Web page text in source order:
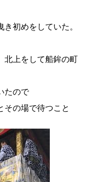
初めをしていた。
北上をして船鉾の町
たので
の場で待つこと